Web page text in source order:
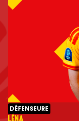
DÉFENSEURE
LÉNA